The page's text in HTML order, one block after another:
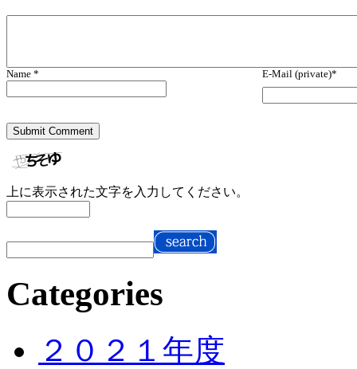
Name * E-Mail (private)*
上に表示された文字を入力してください。
Categories
２０２１年度